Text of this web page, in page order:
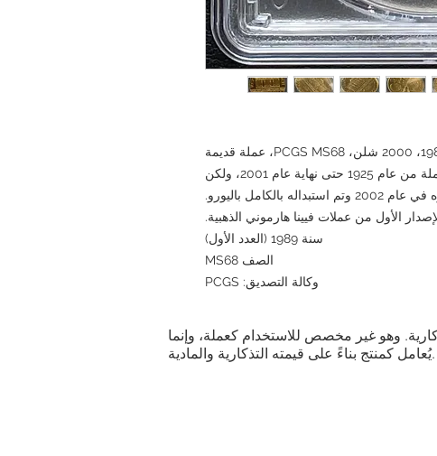
في النمسا، كان الشلن متداولاً كوحدة عملة من عام 1925 حتى نهاية عام 2001، ولكن
استبداله بالكامل باليورو.
الأول من عملات فيينا هارموني الذهبية.
سنة 1989 (العدد الأول)
الصف MS68
وكالة التصديق: PCGS
وهو غير مخصص للاستخدام كعملة، وإنما
يُعامل كمنتج بناءً على قيمته التذكارية والمادية.